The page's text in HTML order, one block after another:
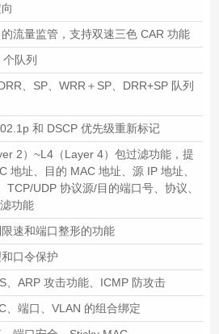
流量监管，支持双速三色 CAR 功能
队列
、SP、WRR＋SP、DRR+SP 队列
和 DSCP 优先级重新标记
2）~L4（Layer 4）包过滤功能，提
地址、目的 MAC 地址、源 IP 地址、
TCP/UDP 协议源/目的端口号、协议、
功能
速和端口整形的功能
口令保护
、ARP 攻击功能、ICMP 防攻击
、端口、VLAN 的组合绑定